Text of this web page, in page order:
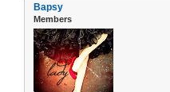
Bapsy
Members